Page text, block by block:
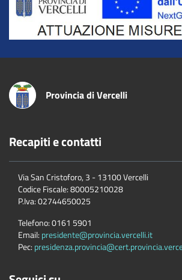
Provincia di Vercelli
Recapiti e contatti
Via San Cristoforo, 3 - 13100 Vercelli
Codice Fiscale:80005210028
P.Iva:02744650025
Telefono:0161 5901
Email: presidente@provincia.vercelli.it
Pec: